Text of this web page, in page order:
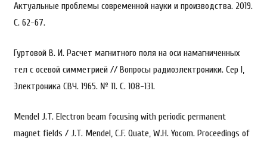
Актуальные проблемы современной науки и производства. 2019.
С. 62-67.
Гуртовой В. И. Расчет магнитного поля на оси намагниченных
тел с осевой симметрией // Вопросы радиоэлектроники. Сер I,
Электроника СВЧ. 1965. № 11. С. 108-131.
Mendel J.T. Electron beam focusing with periodic permanent
magnet fields / J.T. Mendel, C.F. Quate, W.H. Yocom. Proceedings of